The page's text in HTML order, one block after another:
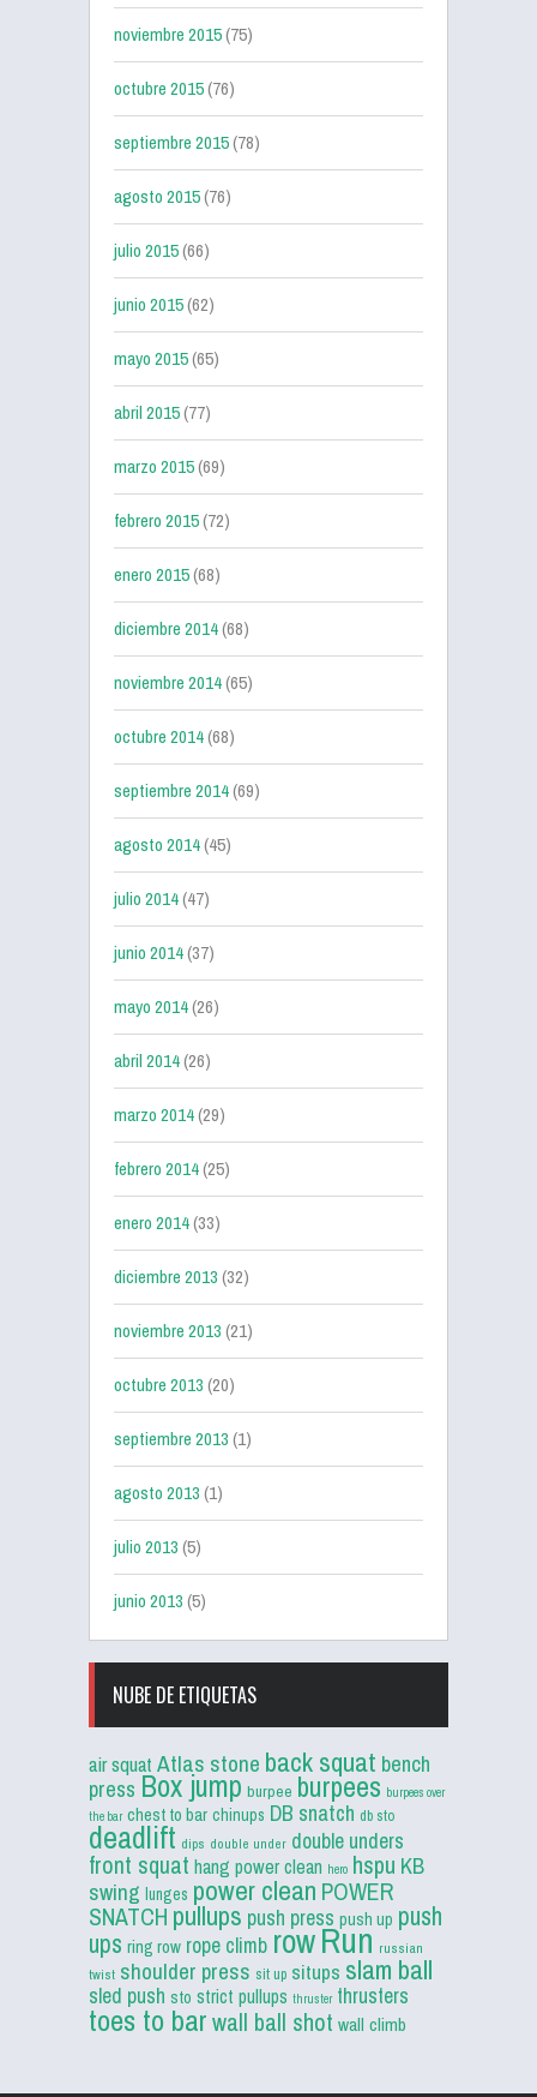
noviembre 2015(75)
octubre 2015(76)
septiembre 2015(78)
agosto 2015(76)
julio 2015(66)
junio 2015(62)
mayo 2015(65)
abril 2015(77)
marzo 2015(69)
febrero 2015(72)
enero 2015(68)
diciembre 2014(68)
noviembre 2014(65)
octubre 2014(68)
septiembre 2014(69)
agosto 2014(45)
julio 2014(47)
junio 2014(37)
mayo 2014(26)
abril 2014(26)
marzo 2014(29)
febrero 2014(25)
enero 2014(33)
diciembre 2013(32)
noviembre 2013(21)
octubre 2013(20)
septiembre 2013(1)
agosto 2013(1)
julio 2013(5)
junio 2013(5)
NUBE DE ETIQUETAS
air squat Atlas stone back squat bench
press Box jump burpee burpees burpees over
the bar chest to bar chinups DB snatch db sto
deadlift dips double under double unders
front squat hang power clean hero hspu KB
swing lunges power clean POWER
SNATCH pullups push press push up push
ups ring row rope climb rowRun russian
twist shoulder press sit up situps slam ball
sled push sto strict pullups thruster thrusters
toes to barwall ball shot wall climb